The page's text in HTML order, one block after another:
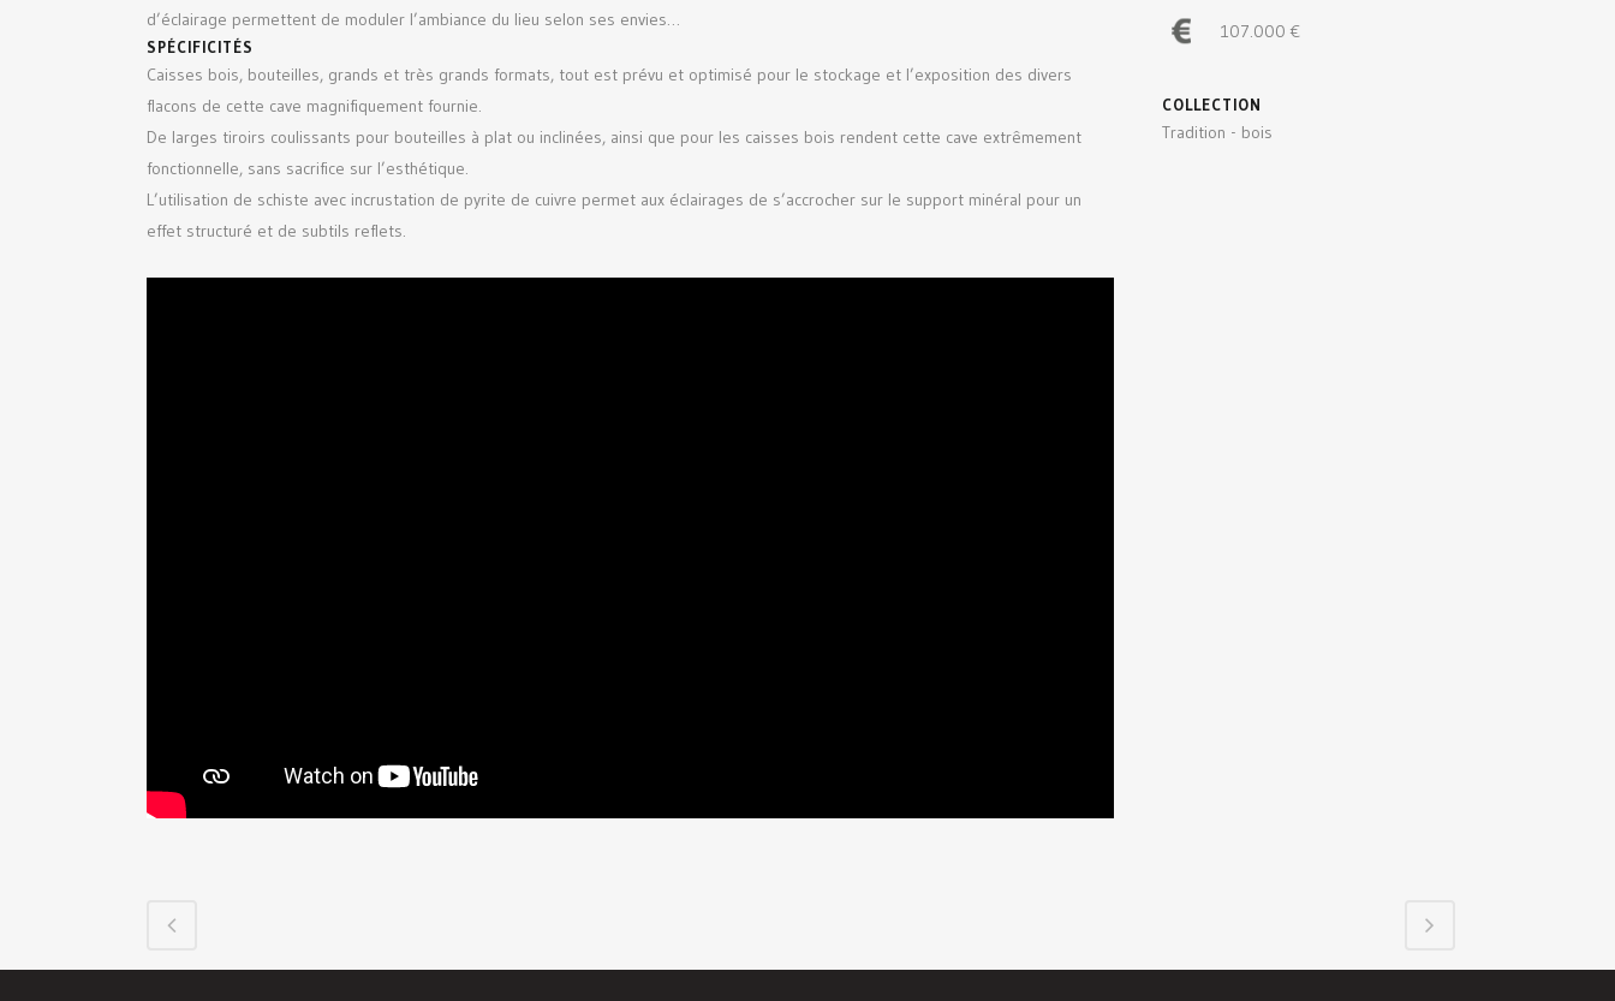
d’éclairage permettent de moduler l’ambiance du lieu selon ses envies…
SPÉCIFICITÉS
Caisses bois, bouteilles, grands et très grands formats, tout est prévu et optimisé pour le stockage et l’exposition des divers
flacons de cette cave magnifiquement fournie.
De larges tiroirs coulissants pour bouteilles à plat ou inclinées, ainsi que pour les caisses bois rendent cette cave extrêmement
fonctionnelle, sans sacrifice sur l’esthétique.
L’utilisation de schiste avec incrustation de pyrite de cuivre permet aux éclairages de s’accrocher sur le support minéral pour un
effet structuré et de subtils reflets.
107.000 €
COLLECTION
Tradition - bois